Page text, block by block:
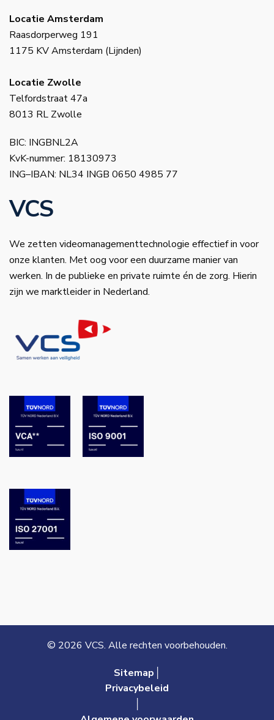
Locatie Amsterdam
Raasdorperweg 191
1175 KV Amsterdam (Lijnden)
Locatie Zwolle
Telfordstraat 47a
8013 RL Zwolle
BIC: INGBNL2A
KvK-nummer: 18130973
ING–IBAN: NL34 INGB 0650 4985 77
VCS
We zetten videomanagementtechnologie effectief in voor
onze klanten. Met oog voor een duurzame manier van
werken. In de publieke en private ruimte én de zorg. Hierin
zijn we marktleider in Nederland.
© 2026 VCS. Alle rechten voorbehouden.
Sitemap│
Privacybeleid